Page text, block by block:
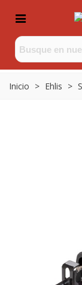
Inicio > Ehlis >